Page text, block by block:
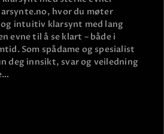
hvor du møter
intuitiv klarsynt med lang
evne til å se klart – både i
Som spådame og spesialist
deg innsikt, svar og veiledning